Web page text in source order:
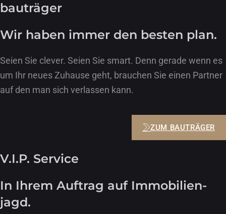
bauträger
Wir haben immer den besten plan.
Seien Sie clever. Seien Sie smart. Denn gerade wenn es
um Ihr neues Zuhause geht, brauchen Sie einen Partner
auf den man sich verlassen kann.
ZUM BAUTRÄGER
V.I.P. Service
In Ihrem Auftrag auf Immobilien­
jagd.